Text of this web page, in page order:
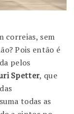
correias, sem
Pois então é
pelos
Spetter, que
todas as